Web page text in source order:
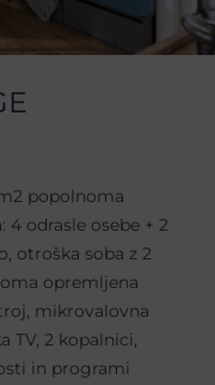
popolnoma
odrasle osebe + 2
otroška soba z 2
opremljena
mikrovalovna
TV, 2 kopalnici,
in programi